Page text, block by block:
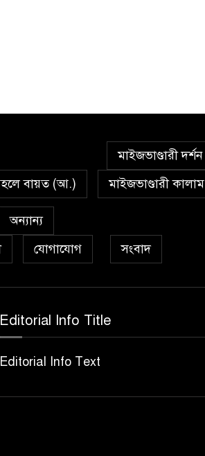
বায়ত (আ.)
মাইজভাণ্ডারী দর্শন
মাইজভাণ্ডারী কালাম
অন্যান্য
যোগাযোগ সংবাদ
Editorial Info Title
Editorial Info Text